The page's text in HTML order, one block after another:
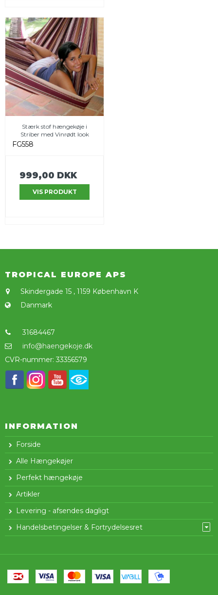
Stærk stof hængekøje i
Striber med Vinrødt look
FG558
999,00 DKK
VIS PRODUKT
TROPICAL EUROPE APS
Skindergade 15 , 1159 København K
Danmark
31684467
info@haengekoje.dk
CVR-nummer: 33356579
INFORMATION
Forside
Alle Hængekøjer
Perfekt hængekøje
Artikler
Levering - afsendes dagligt
Handelsbetingelser & Fortrydelsesret